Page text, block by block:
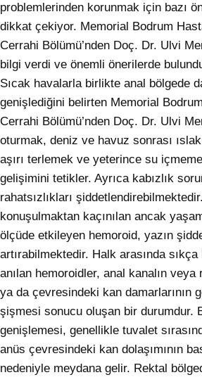
problemlerinden korunmak için bazı
dikkat çekiyor. Memorial Bodrum
Cerrahi Bölümü’nden Doç. Dr. Ulvi
bilgi verdi ve önemli önerilerde
Sıcak havalarla birlikte anal bölgede
genişlediğini belirten Memorial
Cerrahi Bölümü’nden Doç. Dr. Ulvi
oturmak, deniz ve havuz sonrası
aşırı terlemek ve yeterince su
gelişimini tetikler. Ayrıca kabızlık
rahatsızlıkları
konuşulmaktan kaçınılan ancak
ölçüde etkileyen hemoroid, yazın
artırabilmektedir. Halk arasında
anılan hemoroidler, anal kanalın
ya da çevresindeki kan damarlarının
şişmesi sonucu oluşan bir durumdur.
genişlemesi, genellikle tuvalet
anüs çevresindeki kan dolaşımının
nedeniyle meydana gelir. Rektal